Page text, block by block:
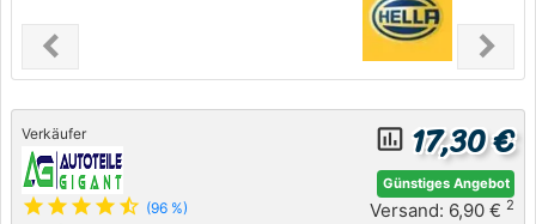
chevron_leftPrevious chevron_right
Next
Verkäufer
star star star star star_half (96 %)
insert_chart_outlined 17,30 €
Günstiges Angebot
Versand: 6,90 € 2